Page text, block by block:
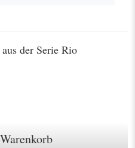
der Serie Rio